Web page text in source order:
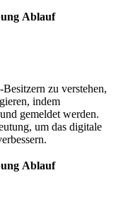
Ablauf
zu verstehen,
indem
gemeldet werden.
um das digitale
Ablauf